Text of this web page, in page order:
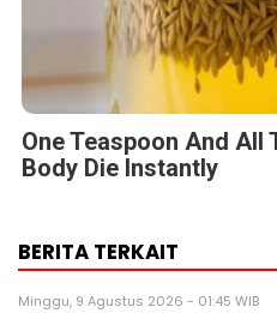
One Teaspoon And All
Body Die Instantly
BERITA TERKAIT
Minggu, 9 Agustus 2026 - 01:45 WIB